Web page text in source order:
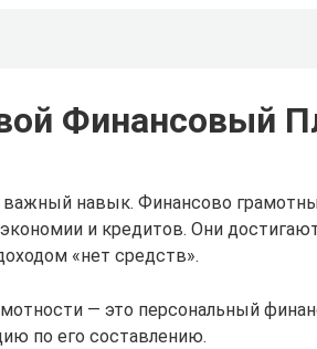
Финансовый
навык. Финансово
и кредитов. Они
«нет средств».
— это персональный
по его составлению.